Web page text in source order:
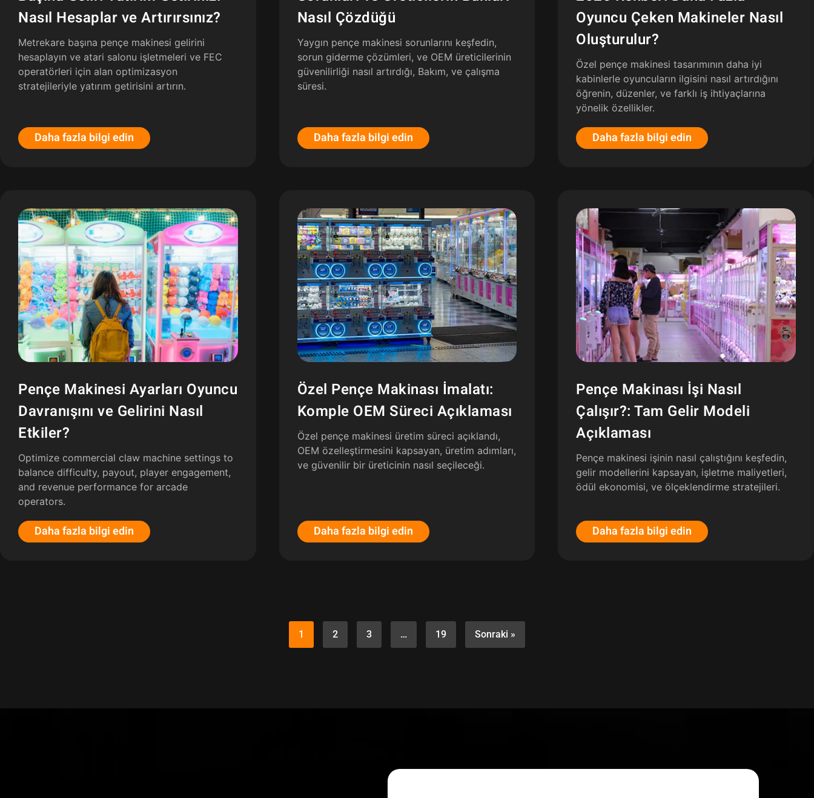
Nasıl Hesaplar ve Artırırsınız?
Metrekare başına pençe makinesi gelirini
hesaplayın ve atari salonu işletmeleri ve FEC
operatörleri için alan optimizasyon
stratejileriyle yatırım getirisini artırın.
Daha fazla bilgi edin
Nasıl Çözdüğü
Yaygın pençe makinesi sorunlarını keşfedin,
sorun giderme çözümleri, ve OEM üreticilerinin
güvenilirliği nasıl artırdığı, Bakım, ve çalışma
süresi.
Daha fazla bilgi edin
Oyuncu Çeken Makineler Nasıl
Oluşturulur?
Özel pençe makinesi tasarımının daha iyi
kabinlerle oyuncuların ilgisini nasıl artırdığını
öğrenin, düzenler, ve farklı iş ihtiyaçlarına
yönelik özellikler.
Daha fazla bilgi edin
Pençe Makinesi Ayarları Oyuncu
Davranışını ve Gelirini Nasıl
Etkiler?
Optimize commercial claw machine settings to
balance difficulty, payout, player engagement,
and revenue performance for arcade
operators.
Daha fazla bilgi edin
Özel Pençe Makinası İmalatı:
Komple OEM Süreci Açıklaması
Özel pençe makinesi üretim süreci açıklandı,
OEM özelleştirmesini kapsayan, üretim adımları,
ve güvenilir bir üreticinin nasıl seçileceği.
Daha fazla bilgi edin
Pençe Makinası İşi Nasıl
Çalışır?: Tam Gelir Modeli
Açıklaması
Pençe makinesi işinin nasıl çalıştığını keşfedin,
gelir modellerini kapsayan, işletme maliyetleri,
ödül ekonomisi, ve ölçeklendirme stratejileri.
Daha fazla bilgi edin
1 2 3 … 19 Sonraki »